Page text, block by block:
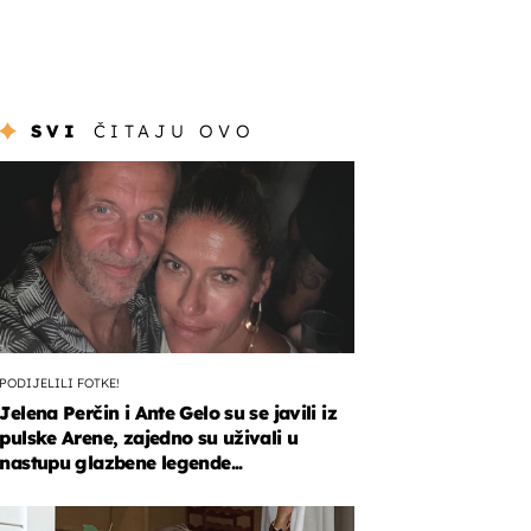
SVI ČITAJU OVO
PODIJELILI FOTKE!
Jelena Perčin i Ante Gelo su se javili iz
pulske Arene, zajedno su uživali u
nastupu glazbene legende...